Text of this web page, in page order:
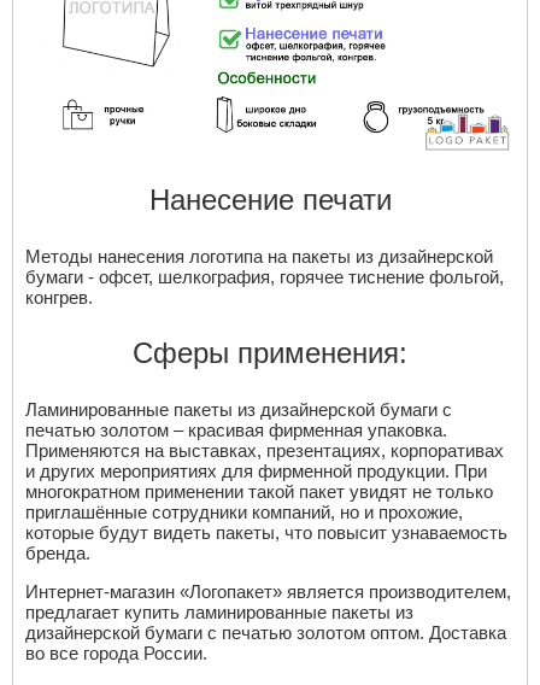
Нанесение печати
Методы нанесения логотипа на пакеты из дизайнерской
бумаги - офсет, шелкография, горячее тиснение фольгой,
конгрев.
Сферы применения:
Ламинированные пакеты из дизайнерской бумаги с
печатью золотом – красивая фирменная упаковка.
Применяются на выставках, презентациях, корпоративах
и других мероприятиях для фирменной продукции. При
многократном применении такой пакет увидят не только
приглашённые сотрудники компаний, но и прохожие,
которые будут видеть пакеты, что повысит узнаваемость
бренда.
Интернет-магазин «Логопакет» является производителем,
предлагает купить ламинированные пакеты из
дизайнерской бумаги с печатью золотом оптом. Доставка
во все города России.